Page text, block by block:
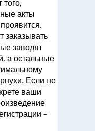
акты
заказывать
заводят
а остальные
Если не
ваши
–